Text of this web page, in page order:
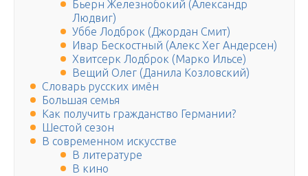
Бьерн Железнобокий (Александр
Людвиг)
Уббе Лодброк (Джордан Смит)
Ивар Бескостный (Алекс Хег Андерсен)
Хвитсерк Лодброк (Марко Ильсе)
Вещий Олег (Данила Козловский)
Словарь русских имён
Большая семья
Как получить гражданство Германии?
Шестой сезон
В современном искусстве
В литературе
В кино